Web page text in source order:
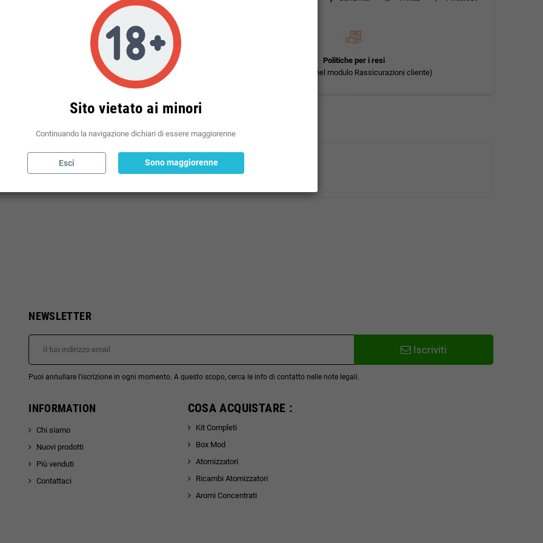
Politiche per le spedizioni
(modificale nel modulo Rassicurazioni cliente)
Politiche per i resi
(modificale nel modulo Rassicurazioni cliente)
NEWSLETTER
Iscriviti
Puoi annullare l'iscrizione in ogni momento. A questo scopo, cerca le info di contatto nelle note legali.
INFORMATION
Chi siamo
Nuovi prodotti
Più venduti
Contattaci
COSA ACQUISTARE :
Kit Completi
Box Mod
Atomizzatori
Ricambi Atomizzatori
Aromi Concentrati
Sito vietato ai minori
Continuando la navigazione dichiari di essere maggiorenne
Esci Sono maggiorenne